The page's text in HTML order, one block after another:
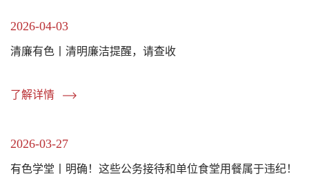
2026-04-03
清廉有色丨清明廉洁提醒，请查收
了解详情
2026-03-27
有色学堂丨明确！这些公务接待和单位食堂用餐属于违纪！